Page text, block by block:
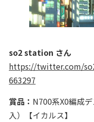
so2 station さん
https://twitter.com/
663297
賞品： N700系X0編成
入）【イカルス】